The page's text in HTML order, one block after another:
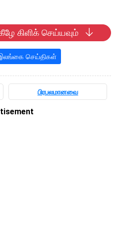
கிளிக் செய்யவும்
செய்திகள்
பிரபலமானவை